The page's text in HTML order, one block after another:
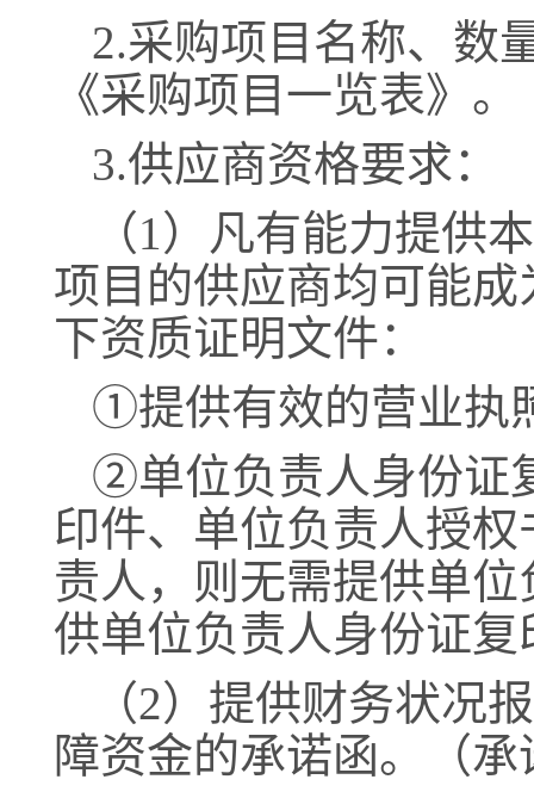
2.采购项目名称、数
《采购项目一览表》 。
3.供应商资格要求：
（1） 凡有能力提供
项目 的供应商均可能
下资质证明文件：
①提供有效的营业执
②单位负责人身份证
印件、单位负责人授权
责人，则无需提供单
供单位负责人身份证复
（2） 提供财务状况
障资金的承诺函。（